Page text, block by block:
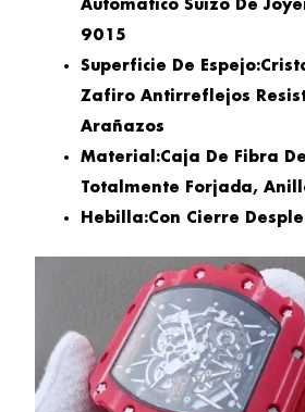
Automático Suizo De
9015
Superficie De Espejo:
Zafiro Antirreflejos
Arañazos
Material:Caja De Fibra
Totalmente Forjada,
Hebilla:Con Cierre